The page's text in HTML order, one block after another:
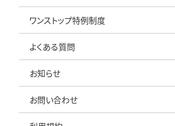
ワンストップ特例制度
よくある質問
お知らせ
お問い合わせ